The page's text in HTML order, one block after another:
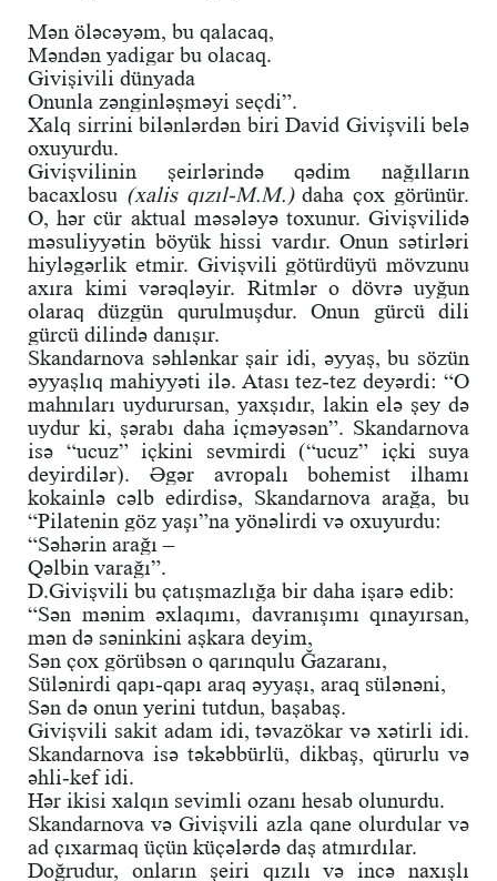
Mən öləcəyəm, bu qalacaq,
Məndən yadigar bu olacaq.
Givişivili dünyada
Onunla zənginləşməyi seçdi”.
Xalq sirrini bilənlərdən biri David Givişvili belə
oxuyurdu.
Givişvilinin şeirlərində qədim nağılların
bacaxlosu (xalis qızıl-M.M.)daha çox görünür.
O, hər cür aktual məsələyə toxunur. Givişvilidə
məsuliyyətin böyük hissi vardır. Onun sətirləri
hiyləgərlik etmir. Givişvili götürdüyü mövzunu
axıra kimi vərəqləyir. Ritmlər o dövrə uyğun
olaraq düzgün qurulmuşdur. Onun gürcü dili
gürcü dilində danışır.
Skandarnova səhlənkar şair idi, əyyaş, bu sözün
əyyaşlıq mahiyyəti ilə. Atası tez-tez deyərdi: “O
mahnıları uydurursan, yaxşıdır, lakin elə şey də
uydur ki, şərabı daha içməyəsən”. Skandarnova
isə “ucuz” içkini sevmirdi (“ucuz” içki suya
deyirdilər). Əgər avropalı bohemist ilhamı
kokainlə cəlb edirdisə, Skandarnova arağa, bu
“Pilatenin göz yaşı”na yönəlirdi və oxuyurdu:
“Səhərin arağı –
Qəlbin varağı”.
D.Givişvili bu çatışmazlığa bir daha işarə edib:
“Sən mənim əxlaqımı, davranışımı qınayırsan,
mən də səninkini aşkara deyim,
Sən çox görübsən o qarınqulu Ğazaranı,
Sülənirdi qapı-qapı araq əyyaşı, araq sülənəni,
Sən də onun yerini tutdun, başabaş.
Givişvili sakit adam idi, təvazökar və xətirli idi.
Skandarnova isə təkəbbürlü, dikbaş, qürurlu və
əhli-kef idi.
Hər ikisi xalqın sevimli ozanı hesab olunurdu.
Skandarnova və Givişvili azla qane olurdular və
ad çıxarmaq üçün küçələrdə daş atmırdılar.
Doğrudur, onların şeiri qızılı və incə naxışlı